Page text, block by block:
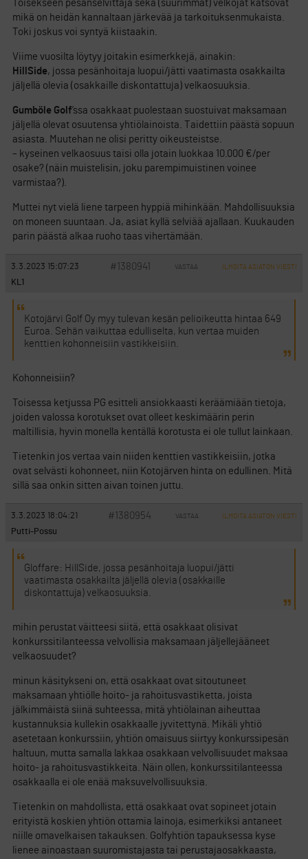
Toisekseen pesänselvittäjä sekä (suurimmat) velkojat katsovat
mikä on heidän kannaltaan järkevää ja tarkoituksenmukaista.
Toki joskus voi syntyä kiistaakin.
Viime vuosilta löytyy joitakin esimerkkejä, ainakin:
HillSide, jossa pesänhoitaja luopui/jätti vaatimasta osakkailta
jäljellä olevia (osakkaille diskontattuja) velkaosuuksia.
Gumböle Golf’ssa osakkaat puolestaan suostuivat maksamaan
jäljellä olevat osuutensa yhtiölainoista. Taidettiin päästä sopuun
asiasta. Muutehan ne olisi peritty oikeusteistse.
– kyseinen velkaosuus taisi olla jotain luokkaa 10.000 €/per
osake? (näin muistelisin, joku parempimuistinen voinee
varmistaa?).
Muttei nyt vielä liene tarpeen hyppiä mihinkään. Mahdollisuuksia
on moneen suuntaan. Ja, asiat kyllä selviää ajallaan. Kuukauden
parin päästä alkaa ruoho taas vihertämään.
3.3.2023 15:07:23 #1380941 VASTAA ILMOITA ASIATON VIESTI
KL1
Kotojärvi Golf Oy myy tulevan kesän pelioikeutta hintaa 649
Euroa. Sehän vaikuttaa edulliselta, kun vertaa muiden
kenttien kohonneisiin vastikkeisiin.
Kohonneisiin?
Toisessa ketjussa PG esitteli ansiokkaasti keräämiään tietoja,
joiden valossa korotukset ovat olleet keskimäärin perin
maltillisia, hyvin monella kentällä korotusta ei ole tullut lainkaan.
Tietenkin jos vertaa vain niiden kenttien vastikkeisiin, jotka
ovat selvästi kohonneet, niin Kotojärven hinta on edullinen. Mitä
sillä saa onkin sitten aivan toinen juttu.
3.3.2023 18:04:21 #1380954 VASTAA ILMOITA ASIATON VIESTI
Putti-Possu
Gloffare: HillSide, jossa pesänhoitaja luopui/jätti
vaatimasta osakkailta jäljellä olevia (osakkaille
diskontattuja) velkaosuuksia.
mihin perustat väitteesi siitä, että osakkaat olisivat
konkurssitilanteessa velvollisia maksamaan jäljellejääneet
velkaosuudet?
minun käsitykseni on, että osakkaat ovat sitoutuneet
maksamaan yhtiölle hoito- ja rahoitusvastiketta, joista
jälkimmäistä siinä suhteessa, mitä yhtiölainan aiheuttaa
kustannuksia kullekin osakkaalle jyvitettynä. Mikäli yhtiö
asetetaan konkurssiin, yhtiön omaisuus siirtyy konkurssipesän
haltuun, mutta samalla lakkaa osakkaan velvollisuudet maksaa
hoito- ja rahoitusvastikkeita. Näin ollen, konkurssitilanteessa
osakkaalla ei ole enää maksuvelvollisuuksia.
Tietenkin on mahdollista, että osakkaat ovat sopineet jotain
erityistä koskien yhtiön ottamia lainoja, esimerkiksi antaneet
niille omavelkaisen takauksen. Golfyhtiön tapauksessa kyse
lienee ainoastaan suuromistajasta tai perustajaosakkaasta,